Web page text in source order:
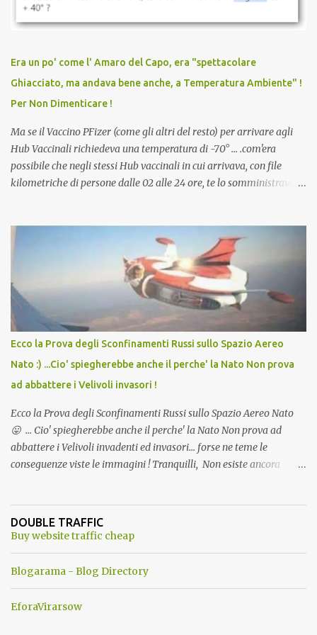
vaccinato, nessuno aveva prima cercato di farti sentire una
persona cattiva. Non avevamo mai visto un vaccino che minacci le
vaccino usato per minacciare i mezzi di sussistenza, il lavoro o la
scuola. Non avevamo mai visto un vaccino che permettesse a un
dodicenne di ignorare il consenso dei genitori. Dopo tutti i vaccini
che abbiamo elencato sopra...
Era un po' come l' Amaro del Capo, era "spettacolare
Ghiacciato, ma andava bene anche, a Temperatura Ambiente" !
Per Non Dimenticare !
Ma se il Vaccino PFizer (come gli altri del resto) per arrivare agli
Hub Vaccinali richiedeva una temperatura di -70° ... .com'era
possibile che negli stessi Hub vaccinali in cui arrivava, con file
kilometriche di persone dalle 02 alle 24 ore, te lo somministravano
Vaccino come: l' Amaro del Capo, era "spettacolare Ghiacciato, ma
andava bene anche, a Temperatura Ambiente"! Riproponiamo
l'articolo per NON Dimenticare!
Ecco la Prova degli Sconfinamenti Russi sullo Spazio Aereo
Nato :) ...Cio' spiegherebbe anche il perche' la Nato Non prova
ad abbattere i Velivoli invasori !
Ecco la Prova degli Sconfinamenti Russi sullo Spazio Aereo Nato
😛 ... Cio' spiegherebbe anche il perche' la Nato Non prova ad
abbattere i Velivoli invadenti ed invasori... forse ne teme le
conseguenze viste le immagini ! Tranquilli, Non esiste ancora
ancora una fantasia Nato o forse una "False Flag", per provocare
una guerra mondiale che difficilmente da menti sane, potrebbe
DOUBLE TRAFFIC
Buy website traffic cheap
Blogarama - Blog Directory
EforaVirarsow